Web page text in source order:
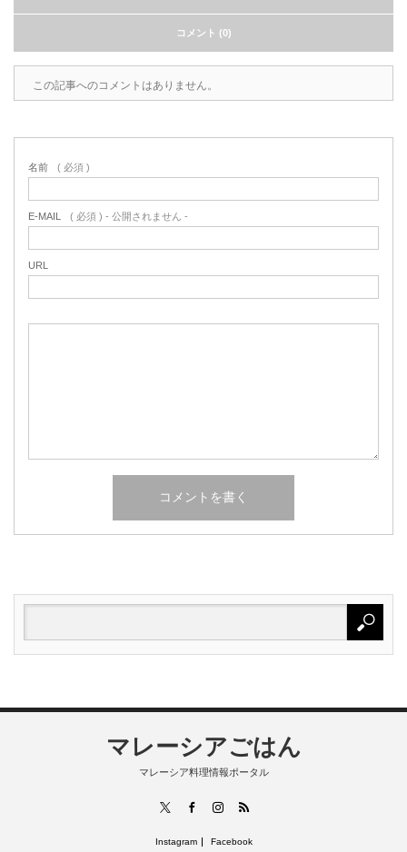
コメント (0)
この記事へのコメントはありません。
名前 ( 必須 )
E-MAIL ( 必須 ) - 公開されません -
URL
マレーシアごはん
マレーシア料理情報ポータル
FacebookInstagram
RSS
Instagram Facebook